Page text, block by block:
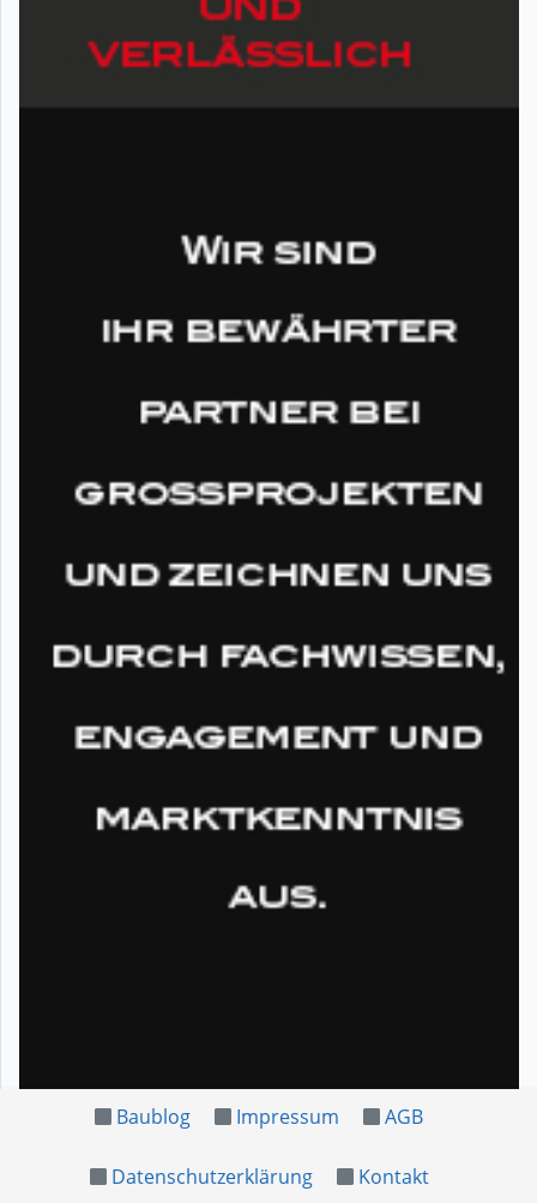
Baublog Impressum AGB
Datenschutzerklärung Kontakt